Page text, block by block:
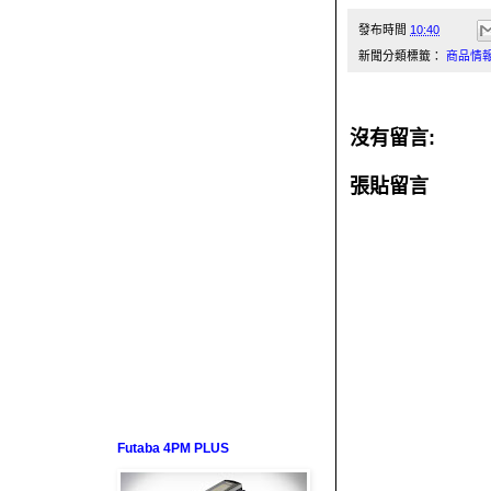
發布時間 10:40
新聞分類標籤： 商品情
沒有留言:
張貼留言
Futaba 4PM PLUS